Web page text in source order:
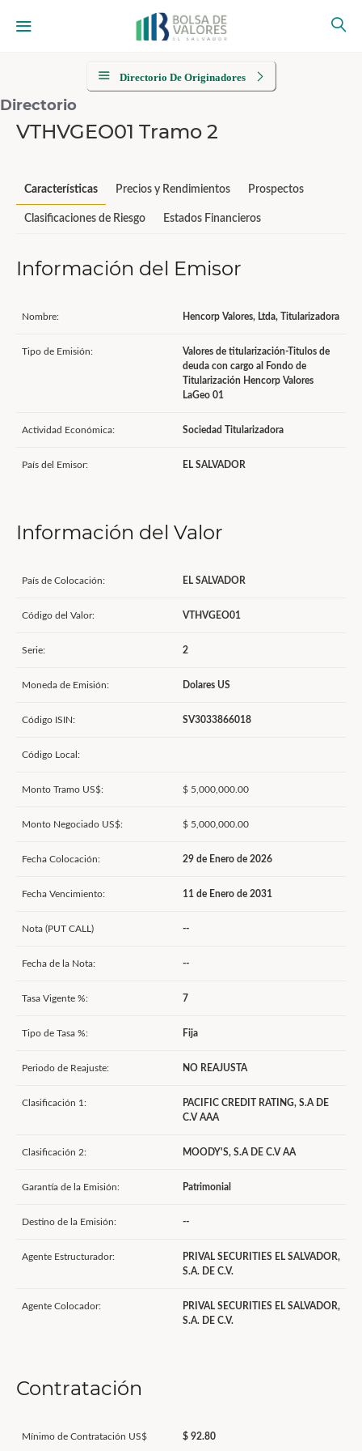
Directorio De Originadores
Directorio
VTHVGEO01 Tramo 2
Características Precios y Rendimientos Prospectos
Clasificaciones de Riesgo Estados Financieros
Información del Emisor
Nombre: Hencorp Valores, Ltda, Titularizadora
Tipo de Emisión:
Valores de titularización-Titulos de
deuda con cargo al Fondo de
Titularización Hencorp Valores
LaGeo 01
Actividad Económica: Sociedad Titularizadora
País del Emisor: EL SALVADOR
Información del Valor
País de Colocación: EL SALVADOR
Código del Valor: VTHVGEO01
Serie: 2
Moneda de Emisión: Dolares US
Código ISIN: SV3033866018
Código Local:
Monto Tramo US$: $ 5,000,000.00
Monto Negociado US$: $ 5,000,000.00
Fecha Colocación: 29 de Enero de 2026
Fecha Vencimiento: 11 de Enero de 2031
Nota (PUT CALL) --
Fecha de la Nota: --
Tasa Vigente %: 7
Tipo de Tasa %: Fija
Periodo de Reajuste: NO REAJUSTA
Clasificación 1:
PACIFIC CREDIT RATING, S.A DE
C.V AAA
Clasificación 2: MOODY'S, S.A DE C.V AA
Garantía de la Emisión: Patrimonial
Destino de la Emisión: --
Agente Estructurador:
PRIVAL SECURITIES EL SALVADOR,
S.A. DE C.V.
Agente Colocador:
PRIVAL SECURITIES EL SALVADOR,
S.A. DE C.V.
Contratación
Mínimo de Contratación US$ $ 92.80